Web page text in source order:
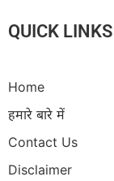
QUICK LINKS
Home
हमारे बारे में
Contact Us
Disclaimer